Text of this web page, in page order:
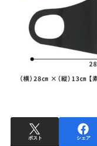
ポスト シェア